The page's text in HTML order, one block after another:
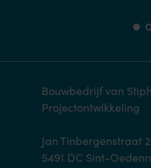
Bouwbedrijf van
Projectontwikkeling
Jan Tinbergenstraat 2
5491 DC Sint-